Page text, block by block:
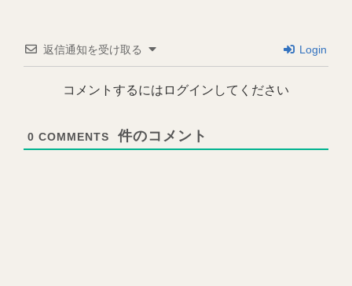
返信通知を受け取る Login
コメントするにはログインしてください
0 COMMENTS